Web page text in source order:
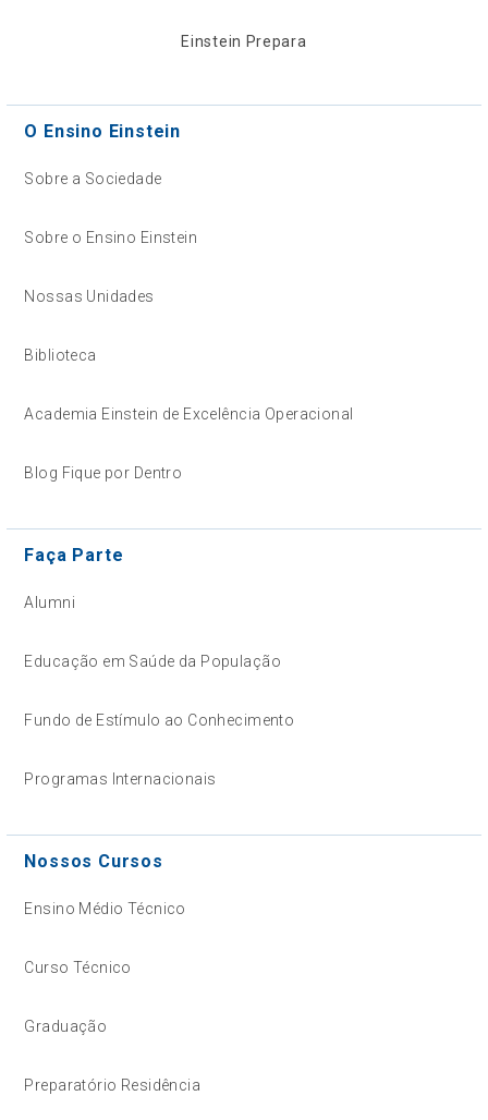
Einstein Prepara
O Ensino Einstein
Sobre a Sociedade
Sobre o Ensino Einstein
Nossas Unidades
Biblioteca
Academia Einstein de Excelência Operacional
Blog Fique por Dentro
Faça Parte
Alumni
Educação em Saúde da População
Fundo de Estímulo ao Conhecimento
Programas Internacionais
Nossos Cursos
Ensino Médio Técnico
Curso Técnico
Graduação
Preparatório Residência